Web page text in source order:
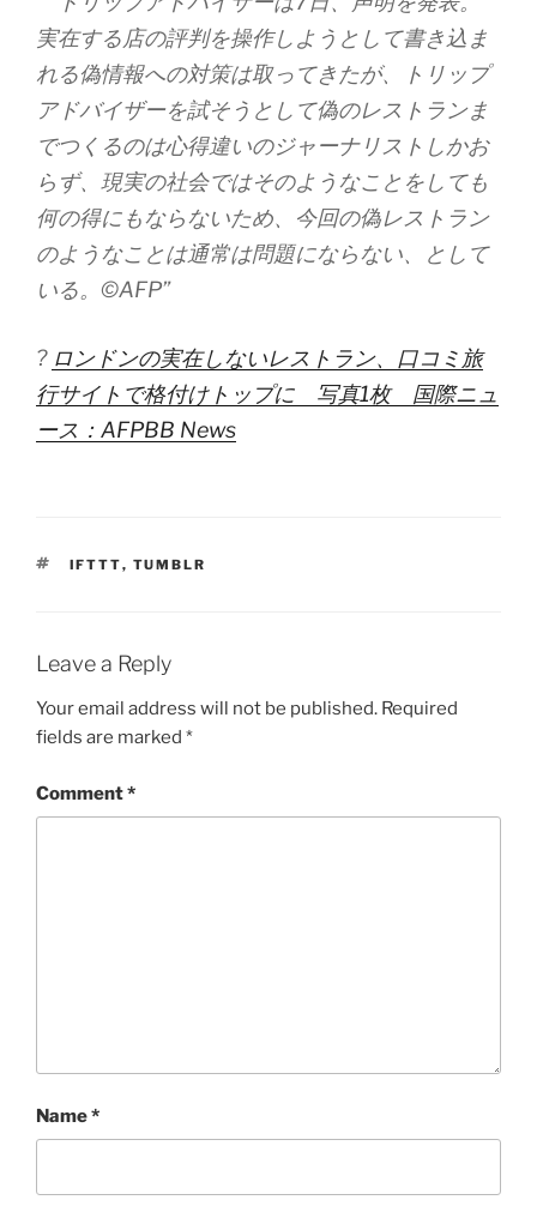
実在する店の評判を操作しようとして書き込ま
れる偽情報への対策は取ってきたが、トリップ
アドバイザーを試そうとして偽のレストランま
でつくるのは心得違いのジャーナリストしかお
らず、現実の社会ではそのようなことをしても
何の得にもならないため、今回の偽レストラン
のようなことは通常は問題にならない、として
いる。©AFP”
? ロンドンの実在しないレストラン、口コミ旅
行サイトで格付けトップに 写真1枚 国際ニュ
ース：AFPBB News
TAGS
IFTTT, TUMBLR
Leave a Reply
Your email address will not be published. Required
fields are marked *
Comment*
Name*